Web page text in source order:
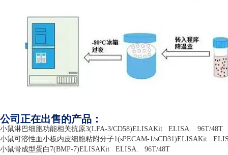
公司正在出售的产品：
小鼠淋巴细胞功能相关抗原3(LFA-3/CD58)ELISAKit ELISA.
96T/48T
小鼠可溶性血小板内皮细胞粘附分子1(sPECAM-1/sCD31)ELISAKit
小鼠骨成型蛋白 7(BMP-7)ELISAKit ELISA.
96T/48T